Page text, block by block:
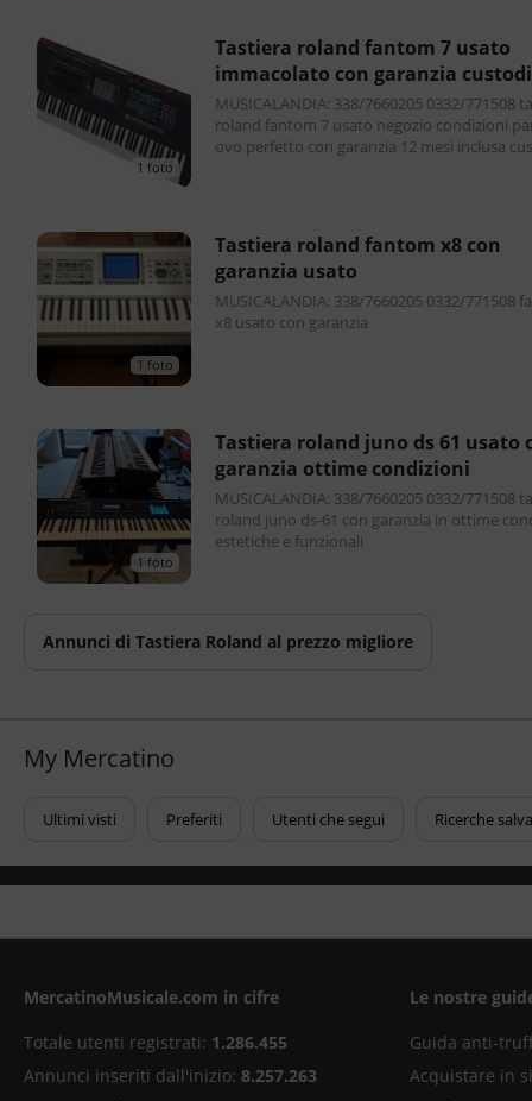
1 foto
tastiera roland fantom 7 usato
immacolato con garanzia
inclusa
MUSICALANDIA: 338/7660205 0332/771508 tastiera
roland fantom 7 usato negozio condizioni
ovo perfetto con garanzia 12 mesi inclusa
1 foto
tastiera roland fantom x8 con
garanzia usato
MUSICALANDIA: 338/7660205 0332/771508 fantom
x8 usato con garanzia
1 foto
tastiera roland juno ds 61 usato con
garanzia ottime condizioni
MUSICALANDIA: 338/7660205 0332/771508 tastiera
roland juno ds-61 con garanzia in ottime
estetiche e funzionali
Annunci di Tastiera Roland al prezzo migliore
My Mercatino
Ultimi visti Preferiti Utenti che segui Ricerche
MercatinoMusicale.com in cifre
Totale utenti registrati: 1.286.455
Annunci inseriti dall'inizio: 8.257.263
Le nostre
Guida anti-
Acquistare in